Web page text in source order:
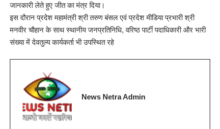
जानकारी लेते हुए जीत का मंत्र दिया।
इस दौरान प्रदेश महामंत्री श्री तरुण बंसल एवं प्रदेश मीडिया प्रभारी श्री
मनवीर चौहान के साथ स्थानीय जनप्रतिनिधि, वरिष्ठ पार्टी पदाधिकारी और भारी
संख्या में देवतुल्य कार्यकर्ता भी उपस्थित रहे
News Netra Admin